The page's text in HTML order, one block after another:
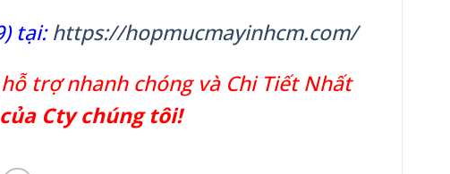
tại:https://hopmucmayinhcm.com/
trợ nhanh chóng và Chi Tiết Nhất
Cty chúng tôi!